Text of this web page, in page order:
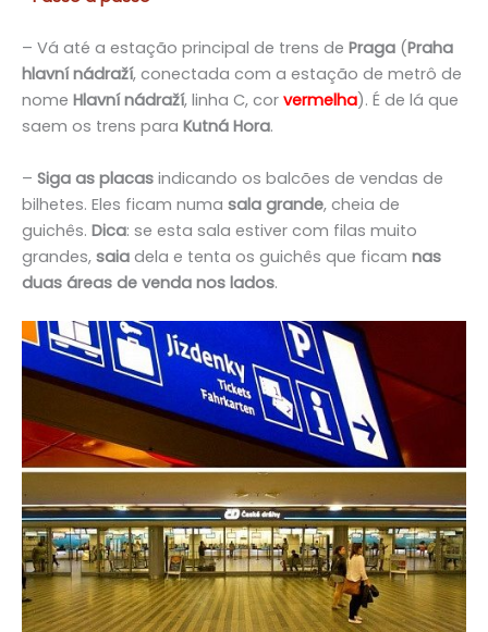
– Vá até a estação principal de trens de Praga (Praha
hlavní nádraží, conectada com a estação de metrô de
nome Hlavní nádraží, linha C, cor vermelha). É de lá que
saem os trens para Kutná Hora.
– Siga as placas indicando os balcões de vendas de
bilhetes. Eles ficam numa sala grande, cheia de
guichês. Dica: se esta sala estiver com filas muito
grandes, saia dela e tenta os guichês que ficam nas
duas áreas de venda nos lados.